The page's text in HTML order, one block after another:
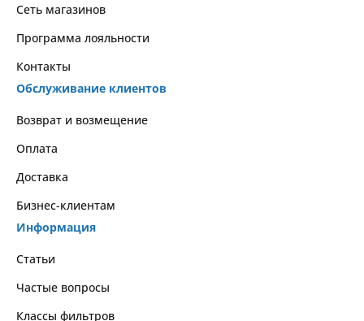
Сеть магазинов
Программа лояльности
Контакты
Обслуживание клиентов
Возврат и возмещение
Оплата
Доставка
Бизнес-клиентам
Информация
Статьи
Частые вопросы
Классы фильтров